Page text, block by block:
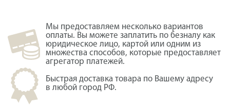
Мы предоставляем несколько вариантов
оплаты. Вы можете заплатить по безналу как
юридическое лицо, картой или одним из
множества способов, которые предоставляет
агрегатор платежей.
Быстрая доставка товара по Вашему адресу
в любой город РФ.